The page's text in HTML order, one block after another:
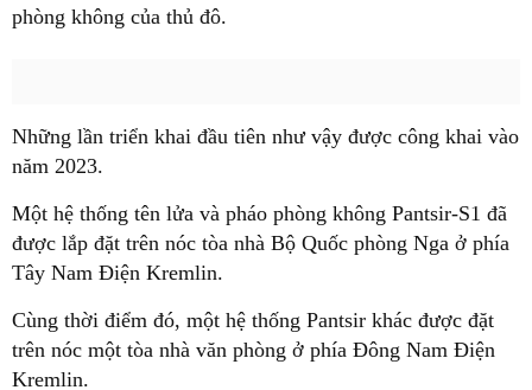
phòng không của thủ đô.
Những lần triển khai đầu tiên như vậy được công khai vào
năm 2023.
Một hệ thống tên lửa và pháo phòng không Pantsir-S1 đã
được lắp đặt trên nóc tòa nhà Bộ Quốc phòng Nga ở phía
Tây Nam Điện Kremlin.
Cùng thời điểm đó, một hệ thống Pantsir khác được đặt
trên nóc một tòa nhà văn phòng ở phía Đông Nam Điện
Kremlin.